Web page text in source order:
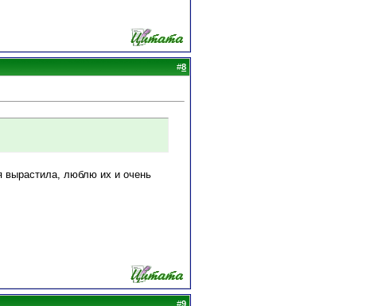
#8
вырастила, люблю их и очень
#9